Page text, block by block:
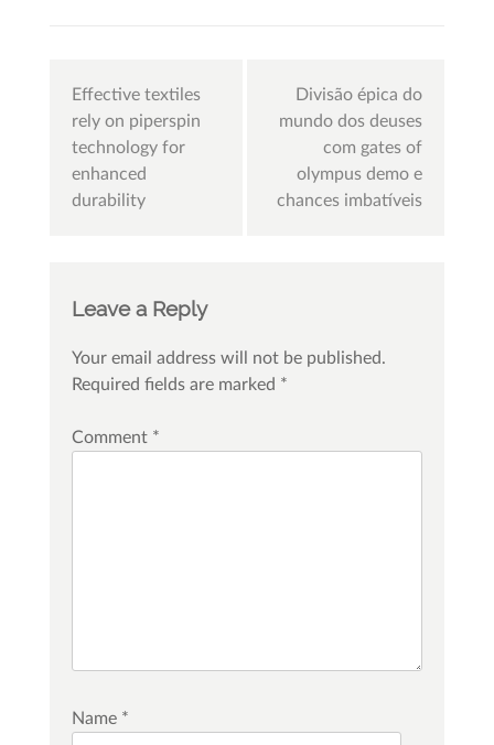
navigation
Effective textiles
rely on piperspin
technology for
enhanced
durability
Divisão épica do
mundo dos deuses
com gates of
olympus demo e
chances imbatíveis
Leave a Reply
Your email address will not be published.
Required fields are marked *
Comment *
Name *